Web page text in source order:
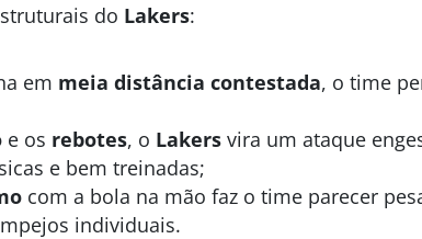
do Lakers:
em meia distância contestada, o time
e os rebotes, o Lakers vira um ataque
e bem treinadas;
com a bola na mão faz o time parecer
individuais.